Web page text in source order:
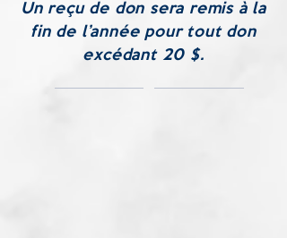
Un reçu de don sera remis à la
fin de l’année pour tout don
excédant 20 $.